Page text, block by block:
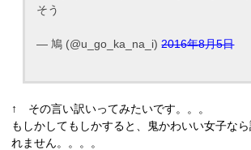
そう
— 鳩 (@u_go_ka_na_i)2016年8月5日
↑ その言い訳いってみたいです。。。
もしかしてもしかすると、鬼かわいい女子な
れません。。。。